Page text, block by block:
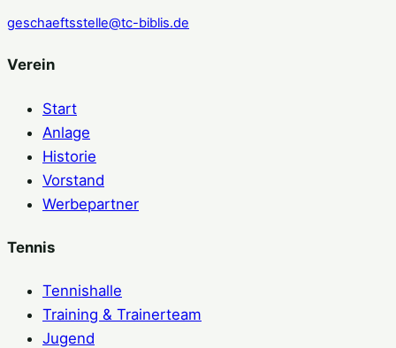
geschaeftsstelle@tc-biblis.de
Verein
Start
Anlage
Historie
Vorstand
Werbepartner
Tennis
Tennishalle
Training & Trainerteam
Jugend